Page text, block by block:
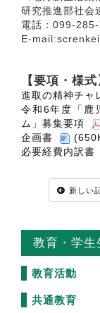
研究推進部社会
電話：099-
E-
【要項・様式
進取の精神チャ
令和6年度「鹿
ム」募集要項
企画書
必要経費内訳書
新しい
教育・学生
教育活動
共通教育